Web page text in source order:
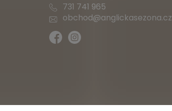
731 741 965
obchod@anglickasezona.cz